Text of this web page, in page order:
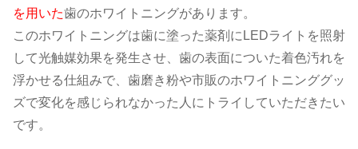
を用いた歯のホワイトニングがあります。
このホワイトニングは歯に塗った薬剤にLEDライトを照射
して光触媒効果を発生させ、歯の表面についた着色汚れを
浮かせる仕組みで、歯磨き粉や市販のホワイトニンググッ
ズで変化を感じられなかった人にトライしていただきたい
です。